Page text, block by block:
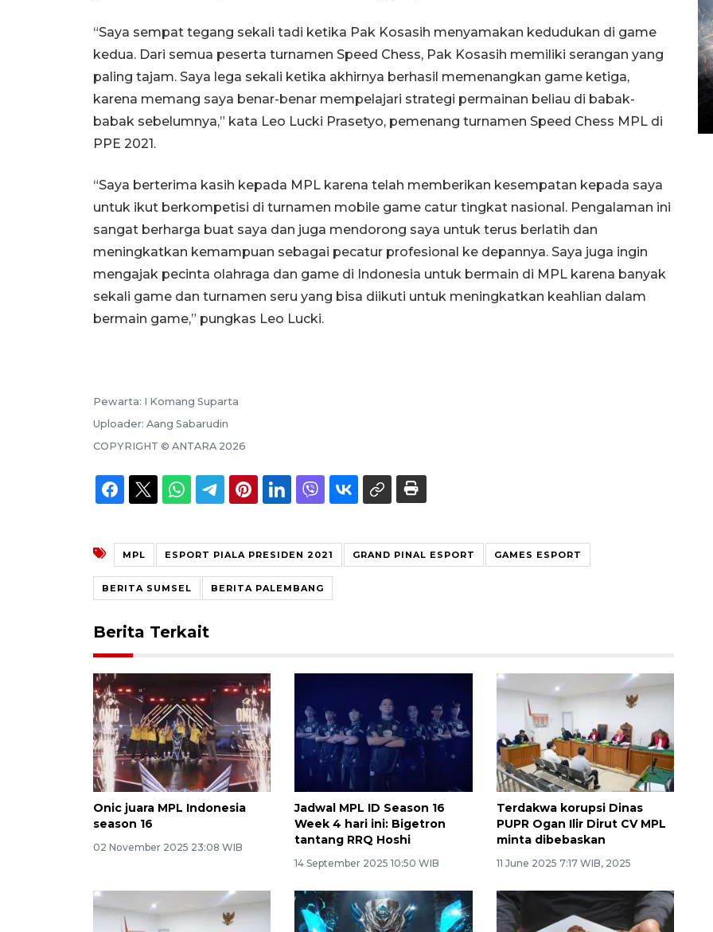
“Saya sempat tegang sekali tadi ketika Pak Kosasih menyamakan kedudukan di game
kedua. Dari semua peserta turnamen Speed Chess, Pak Kosasih memiliki serangan yang
paling tajam. Saya lega sekali ketika akhirnya berhasil memenangkan game ketiga,
karena memang saya benar-benar mempelajari strategi permainan beliau di babak-
babak sebelumnya,” kata Leo Lucki Prasetyo, pemenang turnamen Speed Chess MPL di
PPE 2021.
“Saya berterima kasih kepada MPL karena telah memberikan kesempatan kepada saya
untuk ikut berkompetisi di turnamen mobile game catur tingkat nasional. Pengalaman ini
sangat berharga buat saya dan juga mendorong saya untuk terus berlatih dan
meningkatkan kemampuan sebagai pecatur profesional ke depannya. Saya juga ingin
mengajak pecinta olahraga dan game di Indonesia untuk bermain di MPL karena banyak
sekali game dan turnamen seru yang bisa diikuti untuk meningkatkan keahlian dalam
bermain game,” pungkas Leo Lucki.
Pewarta: I Komang Suparta
Uploader: Aang Sabarudin
COPYRIGHT © ANTARA 2026
MPL ESPORT PIALA PRESIDEN 2021 GRAND PINAL ESPORT GAMES ESPORT
BERITA SUMSEL BERITA PALEMBANG
Berita Terkait
Onic juara MPL Indonesia
season 16
02 November 2025 23:08 WIB
Jadwal MPL ID Season 16
Week 4 hari ini: Bigetron
tantang RRQ Hoshi
14 September 2025 10:50 WIB
Terdakwa korupsi Dinas
PUPR Ogan Ilir Dirut CV MPL
minta dibebaskan
11 June 2025 7:17 WIB, 2025
Alokasi anggaran untuk bibit
kopi arabika Gayo